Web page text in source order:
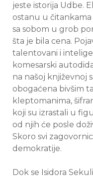
jeste istorija Udbe.
ostanu u čitankama
sa sobom u grob
šta je bila cena.
talentovani i
komesarski
na našoj književnoj
obogaćena bivšim
kleptomanima,
koji su izrastali u
od njih će posle
Skoro svi
demokratije.
Dok se Isidora